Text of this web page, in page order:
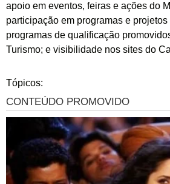
apoio em eventos, feiras e ações do
participação em programas e
programas de qualificação
Turismo; e visibilidade nos sites do
Tópicos: